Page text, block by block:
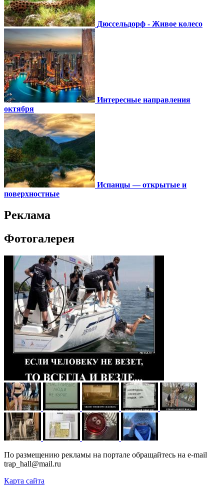
Дюссельдорф - Живое колесо
Интересные направления
октября
Испанцы — открытые и
поверхностные
Реклама
Фотогалерея
По размещению рекламы на портале обращайтесь на e-mail
trap_hall@mail.ru
Карта сайта